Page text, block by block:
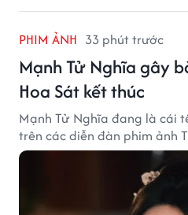
PHIM ẢNH 33 phút trước
Mạnh Tử Nghĩa gây
Hoa Sát kết thúc
Mạnh Tử Nghĩa đang là cái
trên các diễn đàn phim ảnh